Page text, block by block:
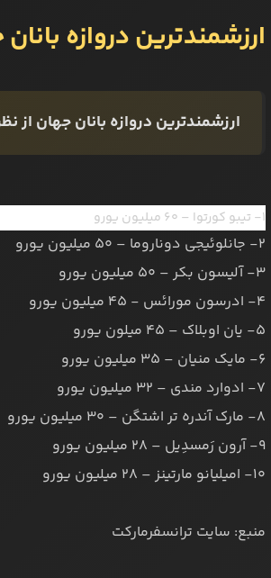
ارزشمندترین دروازه‌
ارزشمندترین دروازه‌ بانان جهان از
۱- تیبو کورتوا – ۶۰ میلیون یورو
۲- جانلوئیجی دوناروما – ۵۰ میلیون یورو
۳- آلیسون بکر – ۵۰ میلیون یورو
۴- ادرسون مورائس - ۴۵ میلیون یورو
۵- یان اوبلاک – ۴۵ میلون یورو
۶- مایک منیان – ۳۵ میلیون یورو
۷- ادوارد مندی – ۳۲ میلیون یورو
۸- مارک آندره تر اشتگن – ۳۰ میلیون یورو
۹- آرون رَمسدِیل – ۲۸ میلیون یورو
۱۰- امیلیانو مارتینز – ۲۸ میلیون یورو
منبع: سایت ترانسفرمارکت